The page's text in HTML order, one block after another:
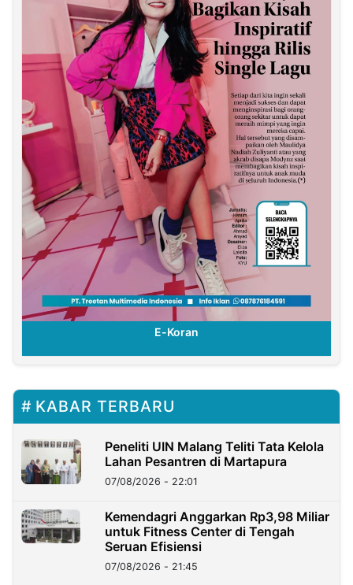
E-Koran
KABAR TERBARU
Peneliti UIN Malang Teliti Tata Kelola
Lahan Pesantren di Martapura
07/08/2026 - 22:01
Kemendagri Anggarkan Rp3,98 Miliar
untuk Fitness Center di Tengah
Seruan Efisiensi
07/08/2026 - 21:45